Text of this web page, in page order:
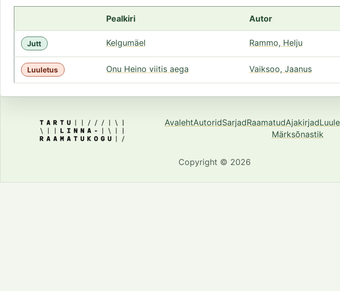
Pealkiri Autor
Jutt Kelgumäel Rammo, Helju
Luuletus Onu Heino viitis aega Vaiksoo, Jaanus
AvalehtAutoridSarjadRaamatudAjakirjad
Märksõnastik
Copyright © 2026